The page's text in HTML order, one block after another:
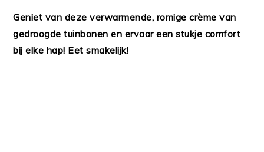
Geniet van deze verwarmende, romige crème van
gedroogde tuinbonen en ervaar een stukje comfort
bij elke hap! Eet smakelijk!